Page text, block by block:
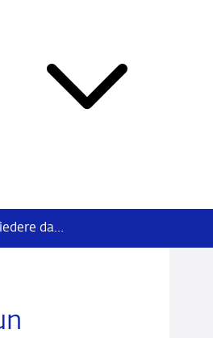
Olaf Sleijpen: Centrale banken moeten hun onafhankelijkheid iedere dag verdienen